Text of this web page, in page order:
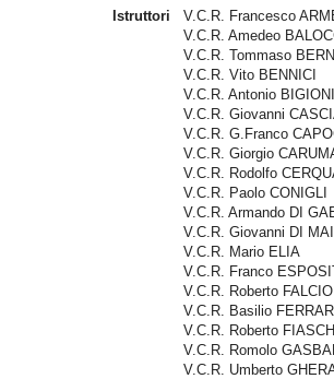
Istruttori
V.C.R. Francesco
V.C.R. Amedeo
V.C.R. Tommaso
V.C.R. Vito BENNICI
V.C.R. Antonio BIGIONI
V.C.R. Giovanni
V.C.R. G.Franco
V.C.R. Giorgio
V.C.R. Rodolfo
V.C.R. Paolo CONIGLI
V.C.R. Armando DI
V.C.R. Giovanni DI
V.C.R. Mario ELIA
V.C.R. Franco
V.C.R. Roberto
V.C.R. Basilio
V.C.R. Roberto
V.C.R. Romolo
V.C.R. Umberto